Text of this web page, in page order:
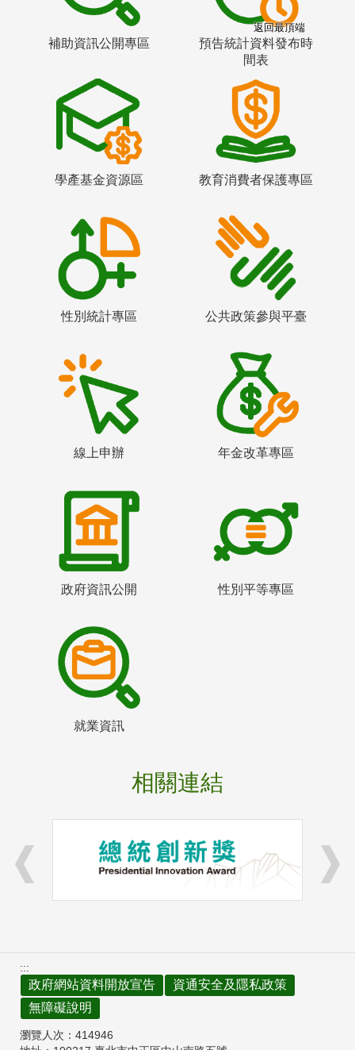
補助資訊公開專區
預告統計資料發布時
間表
學產基金資源區 教育消費者保護專區
性別統計專區 公共政策參與平臺
線上申辦 年金改革專區
政府資訊公開 性別平等專區
就業資訊
相關連結
返回最頂端
:::
政府網站資料開放宣告
資通安全及隱私政策
無障礙說明
瀏覽人次： 414946